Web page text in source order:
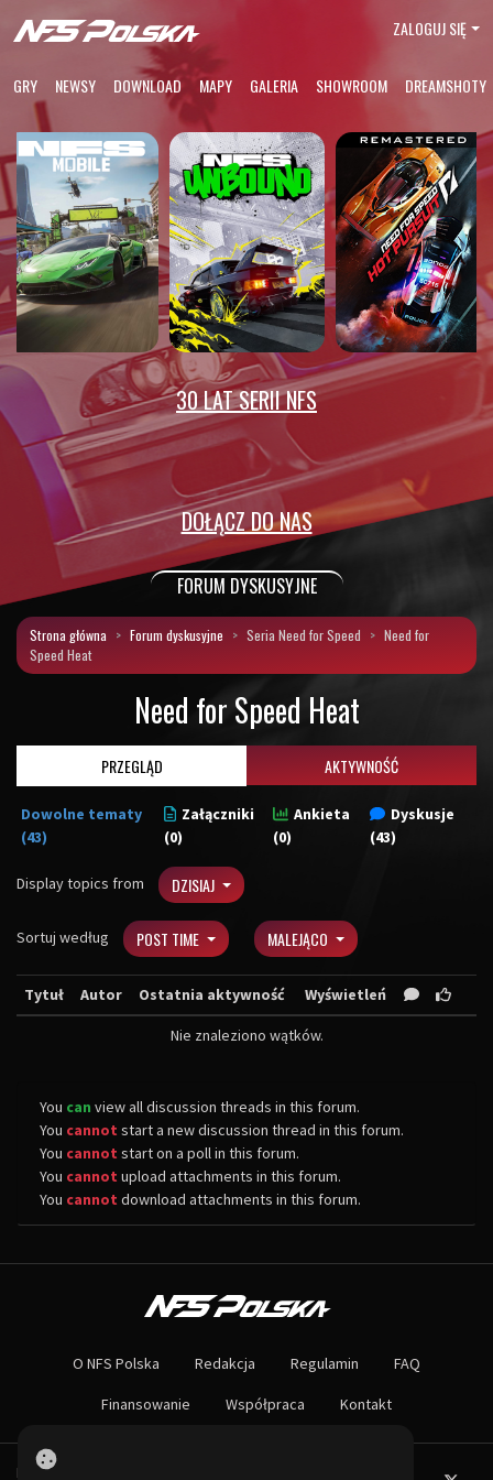
GRY NEWSY DOWNLOAD MAPY GALERIA SHOWROOM DREAMSHOTY
ZALOGUJ SIĘ
30 LAT SERII NFS
DOŁĄCZ DO NAS
FORUM DYSKUSYJNE
Strona główna Forum dyskusyjne Seria Need for Speed
Need for
Speed Heat
Need for Speed Heat
PRZEGLĄD AKTYWNOŚĆ
Dowolne tematy
(43)
Załączniki
(0)
Ankieta
(0)
Dyskusje
(43)
Display topics from DZISIAJ
Sortuj według POST TIME MALEJĄCO
Tytuł Autor Ostatnia aktywność Wyświetleń
Nie znaleziono wątków.
You can view all discussion threads in this forum.
You cannot start a new discussion thread in this forum.
You cannot start on a poll in this forum.
You cannot upload attachments in this forum.
You cannot download attachments in this forum.
Największa społeczność Need for Speed w Polsce! Znajdziesz u nas
Nie czekaj dłużej - wstąp do naszej społeczności! Czekamy na ciebie!
O NFS Polska Redakcja Regulamin FAQ
Finansowanie Współpraca Kontakt
Powered by PHP-Fusion.